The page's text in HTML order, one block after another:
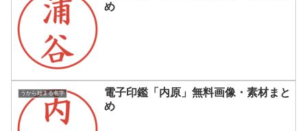
め
うから始まる名字
電子印鑑「内原」無料画像・素材まと
め